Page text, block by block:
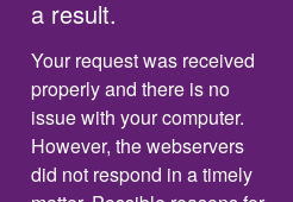
a result.
Your request was received
properly and there is no
issue with your computer.
However, the webservers
did not respond in a timely